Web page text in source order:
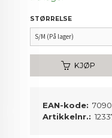
STØRRELSE
KJØP
EAN-kode:
Artikkelnr.: